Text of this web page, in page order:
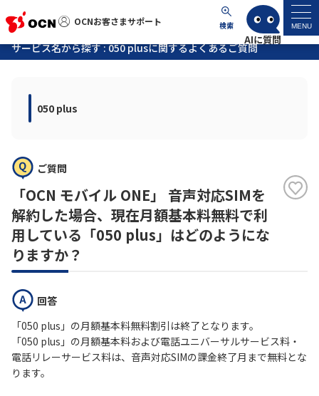
OCNお客さまサポート 検索 MENU
OCNお客さまサポート
マイページ
サポートトップ
よくあるご質問
工事・故障情報
各種ダウンロード
履歴・お気に入り
サービス名から探す : 050 plusに関するよくあるご質問
050 plus
ご質問
「OCN モバイル ONE」 音声対応SIMを
解約した場合、現在月額基本料無料で利
用している「050 plus」はどのようにな
りますか？
回答
「050 plus」の月額基本料無料割引は終了となります。
「050 plus」の月額基本料および電話ユニバーサルサービス料・
電話リレーサービス料は、音声対応SIMの課金終了月まで無料とな
ります。